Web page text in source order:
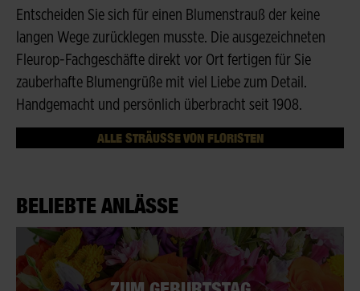
Entscheiden Sie sich für einen Blumenstrauß der keine
langen Wege zurücklegen musste. Die ausgezeichneten
Fleurop-Fachgeschäfte direkt vor Ort fertigen für Sie
zauberhafte Blumengrüße mit viel Liebe zum Detail.
Handgemacht und persönlich überbracht seit 1908.
ALLE STRÄUSSE VON FLORISTEN
BELIEBTE ANLÄSSE